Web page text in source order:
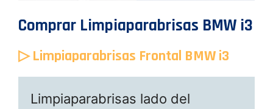
Comprar Limpiaparabrisas BMW i3
▷ Limpiaparabrisas Frontal BMW i3
Limpiaparabrisas lado del